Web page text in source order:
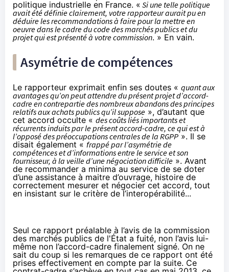
politique industrielle en France. « Si une telle politique
avait été définie clairement, votre rapporteur aurait pu en
déduire les recommandations à faire pour la mettre en
oeuvre dans le cadre du code des marchés publics et du
projet qui est présenté à votre commission. » En vain.
Asymétrie de compétences
Le rapporteur exprimait enfin ses doutes « quant aux
avantages qu’on peut attendre du présent projet d’accord-
cadre en contrepartie des nombreux abandons des principes
relatifs aux achats publics qu’il suppose », d’autant que
cet accord occulte « des coûts liés importants et
récurrents induits par le présent accord-cadre, ce qui est à
l’opposé des préoccupations centrales de la RGPP ». Il se
disait également « frappé par l’asymétrie de
compétences et d’informations entre le service et son
fournisseur, à la veille d’une négociation difficile ». Avant
de recommander a minima au service de se doter
d’une assistance à maitre d’ouvrage, histoire de
correctement mesurer et négocier cet accord, tout
en insistant sur le critère de l’interopérabilité...
Seul ce rapport préalable à l’avis de la commission
des marchés publics de l'État a fuité, non l’avis lui-
même non l’accord-cadre finalement signé. On ne
sait du coup si les remarques de ce rapport ont été
prises effectivement en compte par la suite. Ce